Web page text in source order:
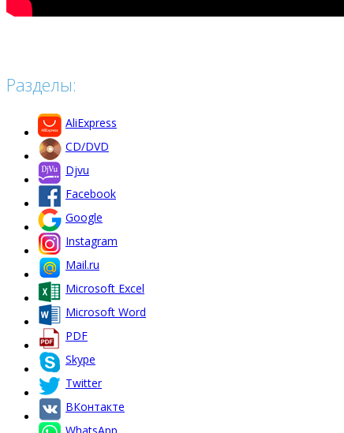
Разделы:
AliExpress
CD/DVD
Djvu
Facebook
Google
Instagram
Mail.ru
Microsoft Excel
Microsoft Word
PDF
Skype
Twitter
ВКонтакте